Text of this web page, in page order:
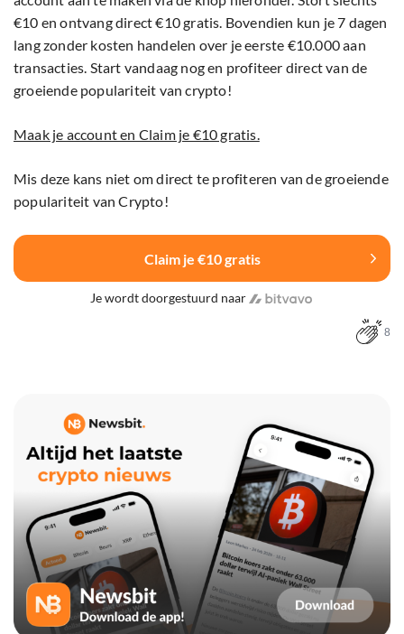
€10 en ontvang direct €10 gratis. Bovendien kun je 7 dagen
lang zonder kosten handelen over je eerste €10.000 aan
transacties. Start vandaag nog en profiteer direct van de
groeiende populariteit van crypto!
Maak je account en Claim je €10 gratis.
Mis deze kans niet om direct te profiteren van de groeiende
populariteit van Crypto!
Claim je €10 gratis
Je wordt doorgestuurd naar
8